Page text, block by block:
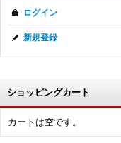
ログイン
新規登録
ショッピングカート
カートは空です。